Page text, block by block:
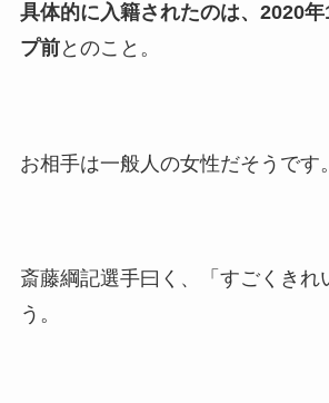
顔画像！元嫁
情報や離婚の
誰かも
具体的に入籍されたのは、2020
プ前とのこと。
お相手は一般人の女性だそうです。
斎藤綱記選手曰く、「すごくきれ
う。